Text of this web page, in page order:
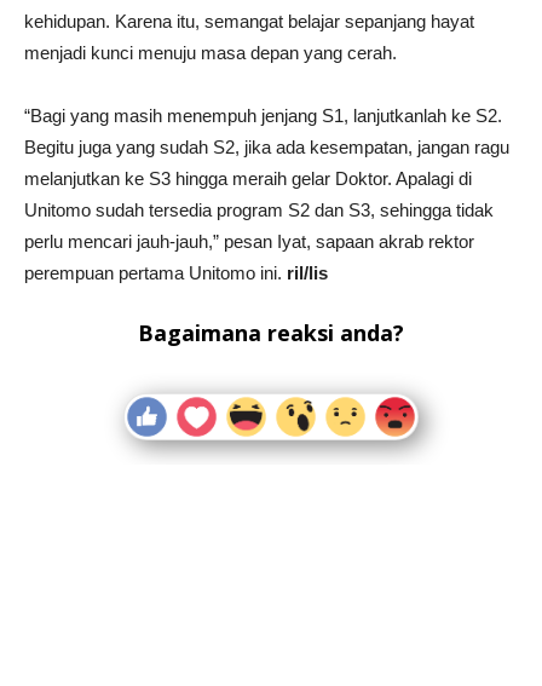
kehidupan. Karena itu, semangat belajar sepanjang hayat
menjadi kunci menuju masa depan yang cerah.
“Bagi yang masih menempuh jenjang S1, lanjutkanlah ke S2.
Begitu juga yang sudah S2, jika ada kesempatan, jangan ragu
melanjutkan ke S3 hingga meraih gelar Doktor. Apalagi di
Unitomo sudah tersedia program S2 dan S3, sehingga tidak
perlu mencari jauh-jauh,” pesan Iyat, sapaan akrab rektor
perempuan pertama Unitomo ini. ril/lis
Bagaimana reaksi anda?